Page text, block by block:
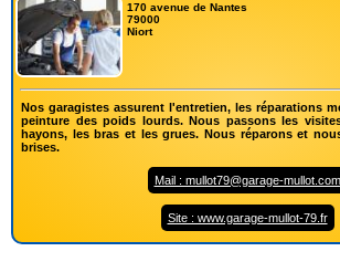
170 avenue de Nantes
79000
Niort
Nos garagistes assurent l'entretien, les réparations
peinture des poids lourds. Nous passons les
hayons, les bras et les grues. Nous réparons et
brises.
Mail : mullot79@garage-mullot.com
Site : www.garage-mullot-79.fr